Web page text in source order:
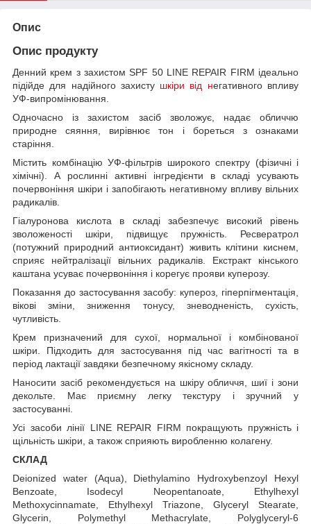
Опис
Опис продукту
Денний крем з захистом SPF 50 LINE REPAIR FIRM ідеально
підійде для надійного захисту шкіри від негативного впливу
УФ-випромінювання.
Одночасно із захистом засіб зволожує, надає обличчю
природне сяяння, вирівнює тон і бореться з ознаками
старіння.
Містить комбінацію УФ-фільтрів широкого спектру (фізичні і
хімічні). А рослинні активні інгредієнти в складі усувають
почервоніння шкіри і запобігають негативному впливу вільних
радикалів.
Гіалуронова кислота в складі забезпечує високий рівень
зволоженості шкіри, підвищує пружність. Ресвератрол
(потужний природний антиоксидант) живить клітини киснем,
сприяє нейтралізації вільних радикалів. Екстракт кінського
каштана усуває почервоніння і корегує прояви куперозу.
Показання до застосування засобу: купероз, гіперпігментація,
вікові зміни, зниження тонусу, зневодненість, сухість,
чутливість.
Крем призначений для сухої, нормальної і комбінованої
шкіри. Підходить для застосування під час вагітності та в
період лактації завдяки безпечному якісному складу.
Наносити засіб рекомендується на шкіру обличчя, шиї і зони
декольте. Має приємну легку текстуру і зручний у
застосуванні.
Усі засоби лінії LINE REPAIR FIRM покращують пружність і
щільність шкіри, а також сприяють виробленню колагену.
СКЛАД
Deionized water (Aqua), Diethylamino Hydroxybenzoyl Hexyl
Benzoate, Isodecyl Neopentanoate, Ethylhexyl
Methoxycinnamate, Ethylhexyl Triazone, Glyceryl Stearate,
Glycerin, Polymethyl Methacrylate, Polyglyceryl-6